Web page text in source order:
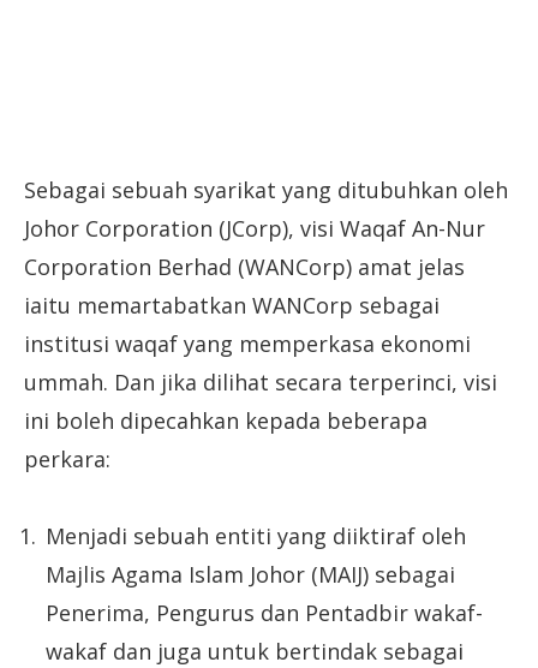
Sebagai sebuah syarikat yang ditubuhkan oleh
Johor Corporation (JCorp), visi Waqaf An-Nur
Corporation Berhad (WANCorp) amat jelas
iaitu memartabatkan WANCorp sebagai
institusi waqaf yang memperkasa ekonomi
ummah. Dan jika dilihat secara terperinci, visi
ini boleh dipecahkan kepada beberapa
perkara:
Menjadi sebuah entiti yang diiktiraf oleh
Majlis Agama Islam Johor (MAIJ) sebagai
Penerima, Pengurus dan Pentadbir wakaf-
wakaf dan juga untuk bertindak sebagai